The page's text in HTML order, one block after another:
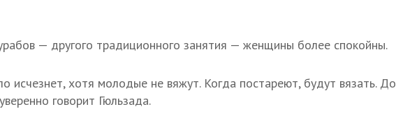
— другого традиционного занятия — женщины более спокойны.
исчезнет, хотя молодые не вяжут. Когда постареют, будут вязать. До
говорит Гюльзада.